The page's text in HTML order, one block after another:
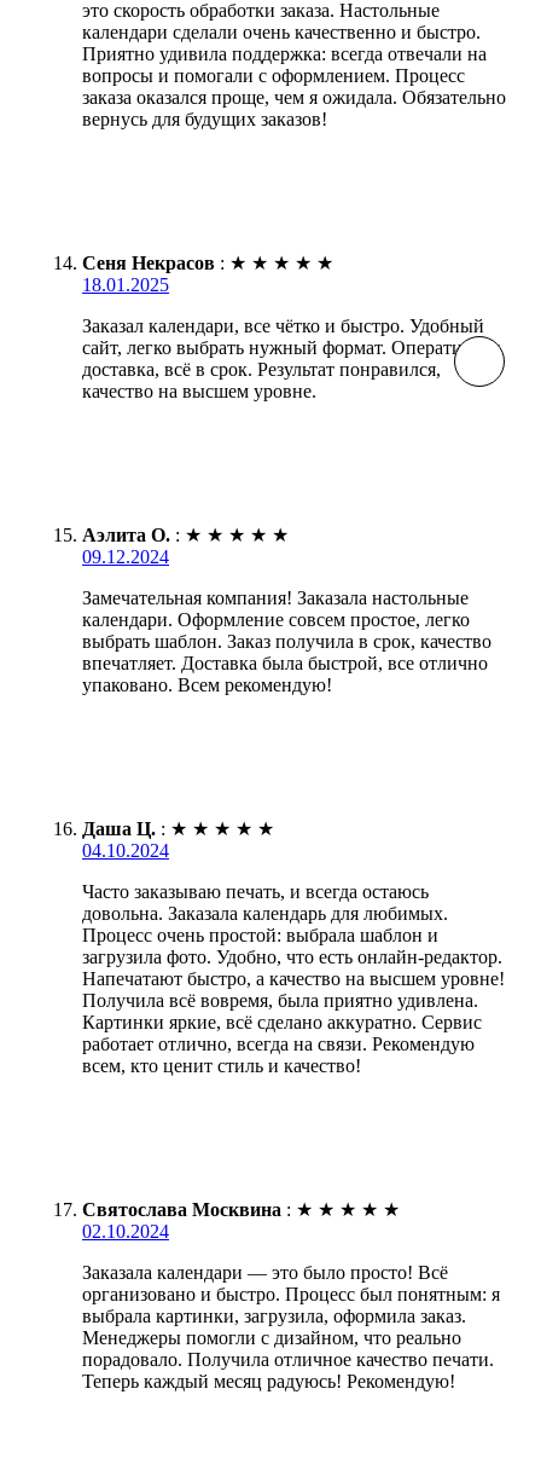
это скорость обработки заказа. Настольные
календари сделали очень качественно и быстро.
Приятно удивила поддержка: всегда отвечали на
вопросы и помогали с оформлением. Процесс
заказа оказался проще, чем я ожидала. Обязательно
вернусь для будущих заказов!
Сеня Некрасов : ★ ★ ★ ★ ★
18.01.2025
Заказал календари, все чётко и быстро. Удобный
сайт, легко выбрать нужный формат. Оперативная
доставка, всё в срок. Результат понравился,
качество на высшем уровне.
Аэлита О. : ★ ★ ★ ★ ★
09.12.2024
Замечательная компания! Заказала настольные
календари. Оформление совсем простое, легко
выбрать шаблон. Заказ получила в срок, качество
впечатляет. Доставка была быстрой, все отлично
упаковано. Всем рекомендую!
Даша Ц. : ★ ★ ★ ★ ★
04.10.2024
Часто заказываю печать, и всегда остаюсь
довольна. Заказала календарь для любимых.
Процесс очень простой: выбрала шаблон и
загрузила фото. Удобно, что есть онлайн-редактор.
Напечатают быстро, а качество на высшем уровне!
Получила всё вовремя, была приятно удивлена.
Картинки яркие, всё сделано аккуратно. Сервис
работает отлично, всегда на связи. Рекомендую
всем, кто ценит стиль и качество!
Святослава Москвина : ★ ★ ★ ★ ★
02.10.2024
Заказала календари — это было просто! Всё
организовано и быстро. Процесс был понятным: я
выбрала картинки, загрузила, оформила заказ.
Менеджеры помогли с дизайном, что реально
порадовало. Получила отличное качество печати.
Теперь каждый месяц радуюсь! Рекомендую!